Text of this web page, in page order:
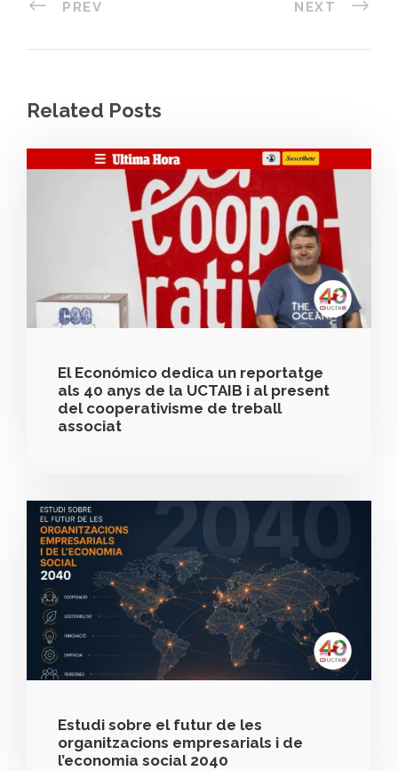
PREV NEXT
Related Posts
El Económico dedica un reportatge
als 40 anys de la UCTAIB i al present
del cooperativisme de treball
associat
Estudi sobre el futur de les
organitzacions empresarials i de
l’economia social 2040